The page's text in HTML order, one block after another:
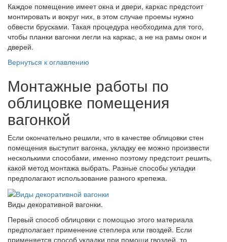
Каждое помещение имеет окна и двери, каркас предстоит
монтировать и вокруг них, в этом случае проемы нужно
обвести брусками. Такая процедура необходима для того,
чтобы планки вагонки легли на каркас, а не на рамы окон и
дверей.
Вернуться к оглавлению
Монтажные работы по
облицовке помещения
вагонкой
Если окончательно решили, что в качестве облицовки стен
помещения выступит вагонка, укладку ее можно произвести
несколькими способами, именно поэтому предстоит решить,
какой метод монтажа выбрать. Разные способы укладки
предполагают использование разного крепежа.
Виды декоративной вагонки.
Первый способ облицовки с помощью этого материала
предполагает применение степлера или гвоздей. Если
применяется способ укладки при помощи гвоздей, то